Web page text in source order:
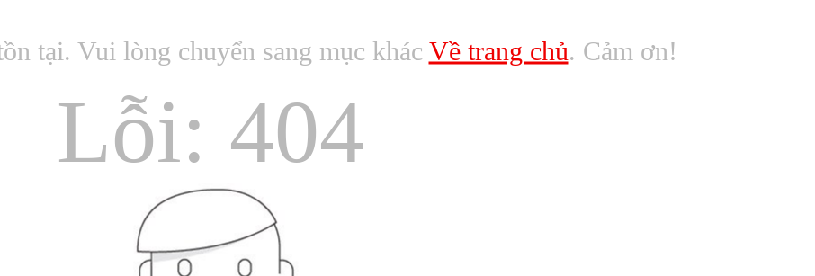
tại. Vui lòng chuyển sang mục khác Về trang chủ. Cảm ơn!
Lỗi: 404